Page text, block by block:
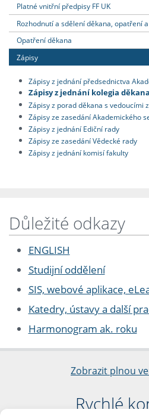
Platné vnitřní předpisy FF UK
Rozhodnutí a sdělení děkana, opatření
Opatření děkana
Zápisy
Zápisy z jednání předsednictva
Zápisy z jednání kolegia děkana
Zápisy z porad děkana s vedoucími
Zápisy ze zasedání Akademického
Zápisy z jednání Ediční rady
Zápisy ze zasedání Vědecké rady
Zápisy z jednání komisí fakulty
Důležité odkazy
ENGLISH
Studijní oddělení
SIS, webové aplikace,
Katedry, ústavy a další
Harmonogram ak. roku
Zobrazit plnou
Rychlé